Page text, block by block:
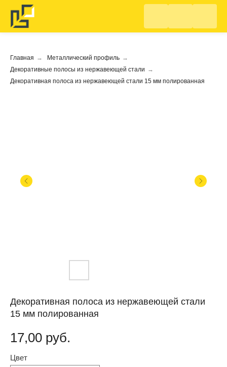
Главная → Металлический профиль →
Декоративные полосы из нержавеющей стали →
Декоративная полоса из нержавеющей стали 15 мм полированная
Декоративная полоса из нержавеющей стали
15 мм полированная
17,00 руб.
Цвет